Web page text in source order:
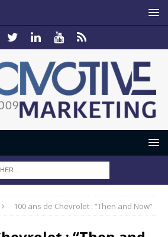
100 ans de Chevrolet : “Then and Now”